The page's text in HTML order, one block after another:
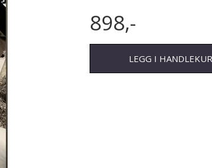
898,-
LEGG I